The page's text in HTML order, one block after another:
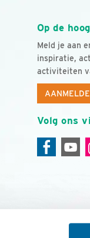
Op de
Meld je aan
inspiratie,
activiteiten
Volg ons